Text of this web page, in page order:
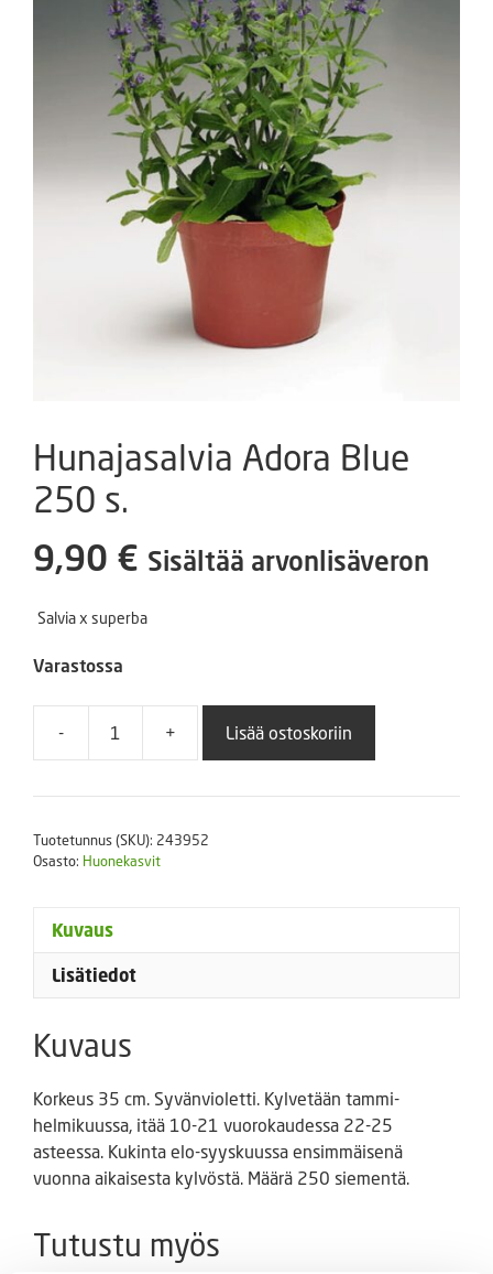
Hunajasalvia Adora Blue
250 s.
9,90 € Sisältää arvonlisäveron
Salvia x superba
Varastossa
-
Hunajasalvia
Blue
s.
+ Lisää ostoskoriin
Tuotetunnus (SKU): 243952
Osasto: Huonekasvit
Kuvaus
Lisätiedot
Kuvaus
Korkeus 35 cm. Syvänvioletti. Kylvetään tammi-
helmikuussa, itää 10-21 vuorokaudessa 22-25
asteessa. Kukinta elo-syyskuussa ensimmäisenä
vuonna aikaisesta kylvöstä. Määrä 250 siementä.
Tutustu myös